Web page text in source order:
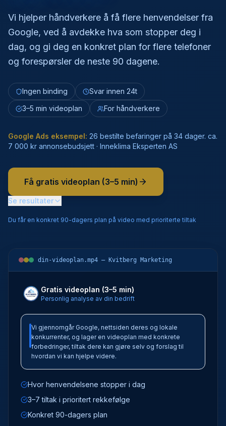
Vi hjelper håndverkere å få flere henvendelser fra
Google, ved å avdekke hva som stopper deg i
dag, og gi deg en konkret plan for flere telefoner
og forespørsler de neste 90 dagene.
Ingen binding
Svar innen 24t
3–5 min videoplan
For håndverkere
Google Ads eksempel: 26 bestilte befaringer på 34 dager. ca.
7 000 kr annonsebudsjett · Inneklima Eksperten AS
Få gratis videoplan (3–5 min)
Se resultater
Du får en konkret 90-dagers plan på video med prioriterte tiltak
din-videoplan.mp4 — Kvitberg Marketing
Gratis videoplan (3–5 min)
Personlig analyse av din bedrift
Vi gjennomgår Google, nettsiden deres og lokale
konkurrenter, og lager en videoplan med konkrete
forbedringer, tiltak dere kan gjøre selv og forslag til
hvordan vi kan hjelpe videre.
Hvor henvendelsene stopper i dag
3–7 tiltak i prioritert rekkefølge
Konkret 90-dagers plan